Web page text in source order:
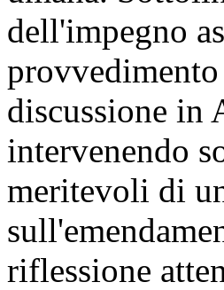
dell'impegno
discussione in
intervenendo
meritevoli di
riflessione